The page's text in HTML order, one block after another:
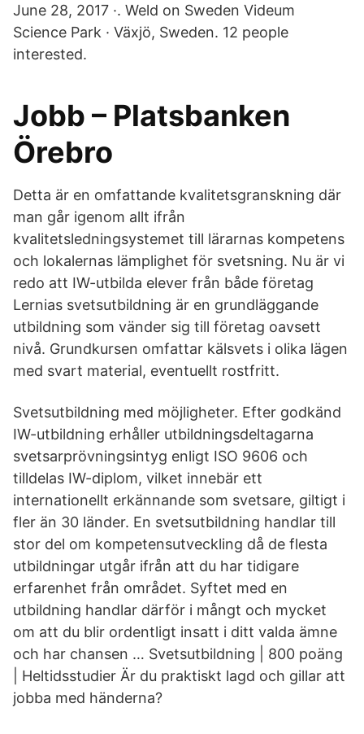
June 28, 2017 ·. Weld on Sweden Videum
Science Park · Växjö, Sweden. 12 people
interested.
Jobb – Platsbanken
Örebro
Detta är en omfattande kvalitetsgranskning där
man går igenom allt ifrån
kvalitetsledningsystemet till lärarnas kompetens
och lokalernas lämplighet för svetsning. Nu är vi
redo att IW-utbilda elever från både företag
Lernias svetsutbildning är en grundläggande
utbildning som vänder sig till företag oavsett
nivå. Grundkursen omfattar kälsvets i olika lägen
med svart material, eventuellt rostfritt.
Svetsutbildning med möjligheter. Efter godkänd
IW-utbildning erhåller utbildningsdeltagarna
svetsarprövningsintyg enligt ISO 9606 och
tilldelas IW-diplom, vilket innebär ett
internationellt erkännande som svetsare, giltigt i
fler än 30 länder. En svetsutbildning handlar till
stor del om kompetensutveckling då de flesta
utbildningar utgår ifrån att du har tidigare
erfarenhet från området. Syftet med en
utbildning handlar därför i mångt och mycket
om att du blir ordentligt insatt i ditt valda ämne
och har chansen … Svetsutbildning | 800 poäng
| Heltidsstudier Är du praktiskt lagd och gillar att
jobba med händerna?